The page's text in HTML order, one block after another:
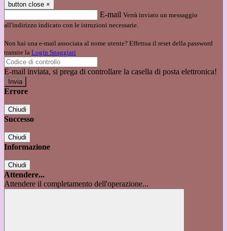
button close ×
E-mail Verrà inviato un messaggio
all'indirizzo indicato con le istruzioni necessarie.
Non hai una e-mail associata al nome utente? Effettua il reset della password
tramite la Login Spaggiari
E-mail inviata, si prega di controllare la casella di posta elettronica!
Errore
Chiudi
Successo
Chiudi
Informazione
Chiudi
Attendere...
Attendere il completamento dell'operazione...